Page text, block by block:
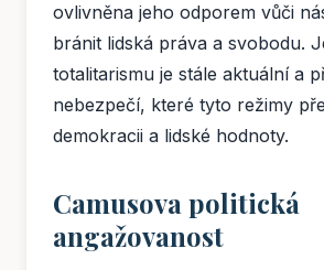
ovlivněna jeho odporem vůči
bránit lidská práva a svobodu.
totalitarismu je stále aktuální a
nebezpečí, které tyto režimy
demokracii a lidské hodnoty.
Camusova politická
angažovanost